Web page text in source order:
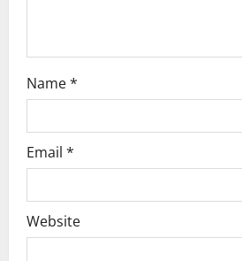
Name*
Email *
Website